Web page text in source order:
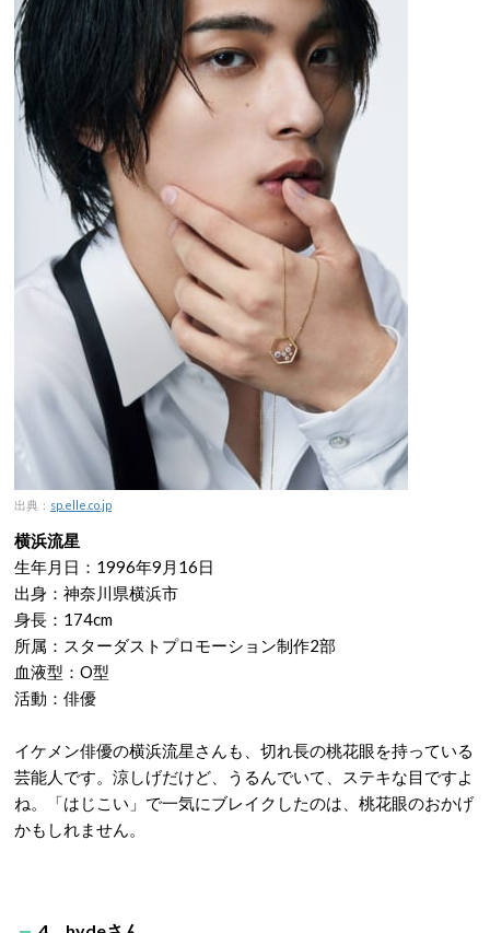
出典： sp.elle.co.jp
横浜流星
生年月日：1996年9月16日
出身：神奈川県横浜市
身長：174cm
所属：スターダストプロモーション制作2部
血液型：O型
活動：俳優
イケメン俳優の横浜流星さんも、切れ長の桃花眼を持っている
芸能人です。涼しげだけど、うるんでいて、ステキな目ですよ
ね。「はじこい」で一気にブレイクしたのは、桃花眼のおかげ
かもしれません。